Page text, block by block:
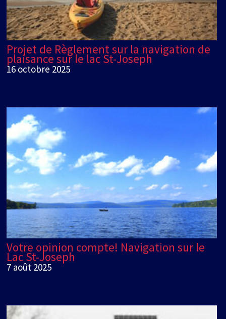
Projet de Règlement sur la navigation de
plaisance sur le lac St-Joseph
16 octobre 2025
Votre opinion compte! Navigation sur le
Lac St-Joseph
7 août 2025